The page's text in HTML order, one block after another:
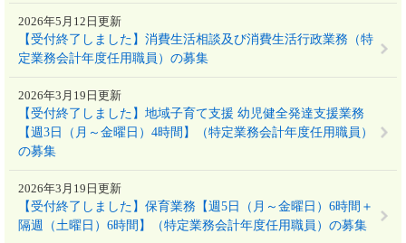
【受付終了しました】消費生活相談及び消費生活行政業務（特
定業務会計年度任用職員）の募集
2026年5月12日更新
【受付終了しました】地域子育て支援 幼児健全発達支援業務
【週3日（月～金曜日）4時間】（特定業務会計年度任用職員）
の募集
2026年3月19日更新
【受付終了しました】保育業務【週5日（月～金曜日）6時間＋
隔週（土曜日）6時間】（特定業務会計年度任用職員）の募集
2026年3月19日更新